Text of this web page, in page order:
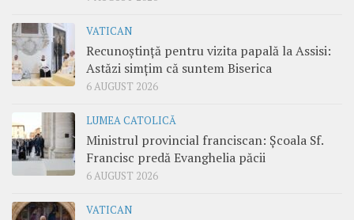
VATICAN
Recunoștință pentru vizita papală la Assisi:
Astăzi simțim că suntem Biserica
6 AUGUST 2026
LUMEA CATOLICĂ
Ministrul provincial franciscan: Școala Sf.
Francisc predă Evanghelia păcii
6 AUGUST 2026
VATICAN